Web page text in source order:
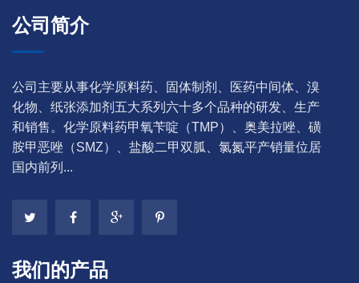
公司简介
公司主要从事化学原料药、固体制剂、医药中间体、溴
化物、纸张添加剂五大系列六十多个品种的研发、生产
和销售。化学原料药甲氧苄啶（TMP）、奥美拉唑、磺
胺甲恶唑（SMZ）、盐酸二甲双胍、氯氮平产销量位居
国内前列...
我们的产品